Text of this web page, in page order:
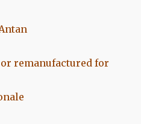
remanufactured for